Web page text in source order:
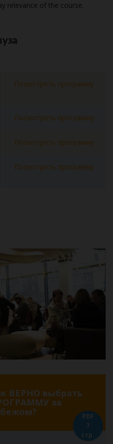
relevance of the course.
Посмотреть программу
Посмотреть программу
Посмотреть программу
Посмотреть программу
ВЕРНО выбрать
за
PDF
7
стр.